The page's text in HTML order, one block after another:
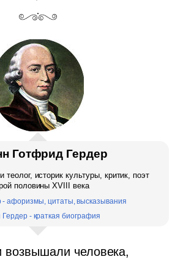
Готфрид Гердер
теолог, историк культуры, критик, поэт
половины XVIII века
- афоризмы, цитаты, высказывания
Гердер - краткая биография
человека,